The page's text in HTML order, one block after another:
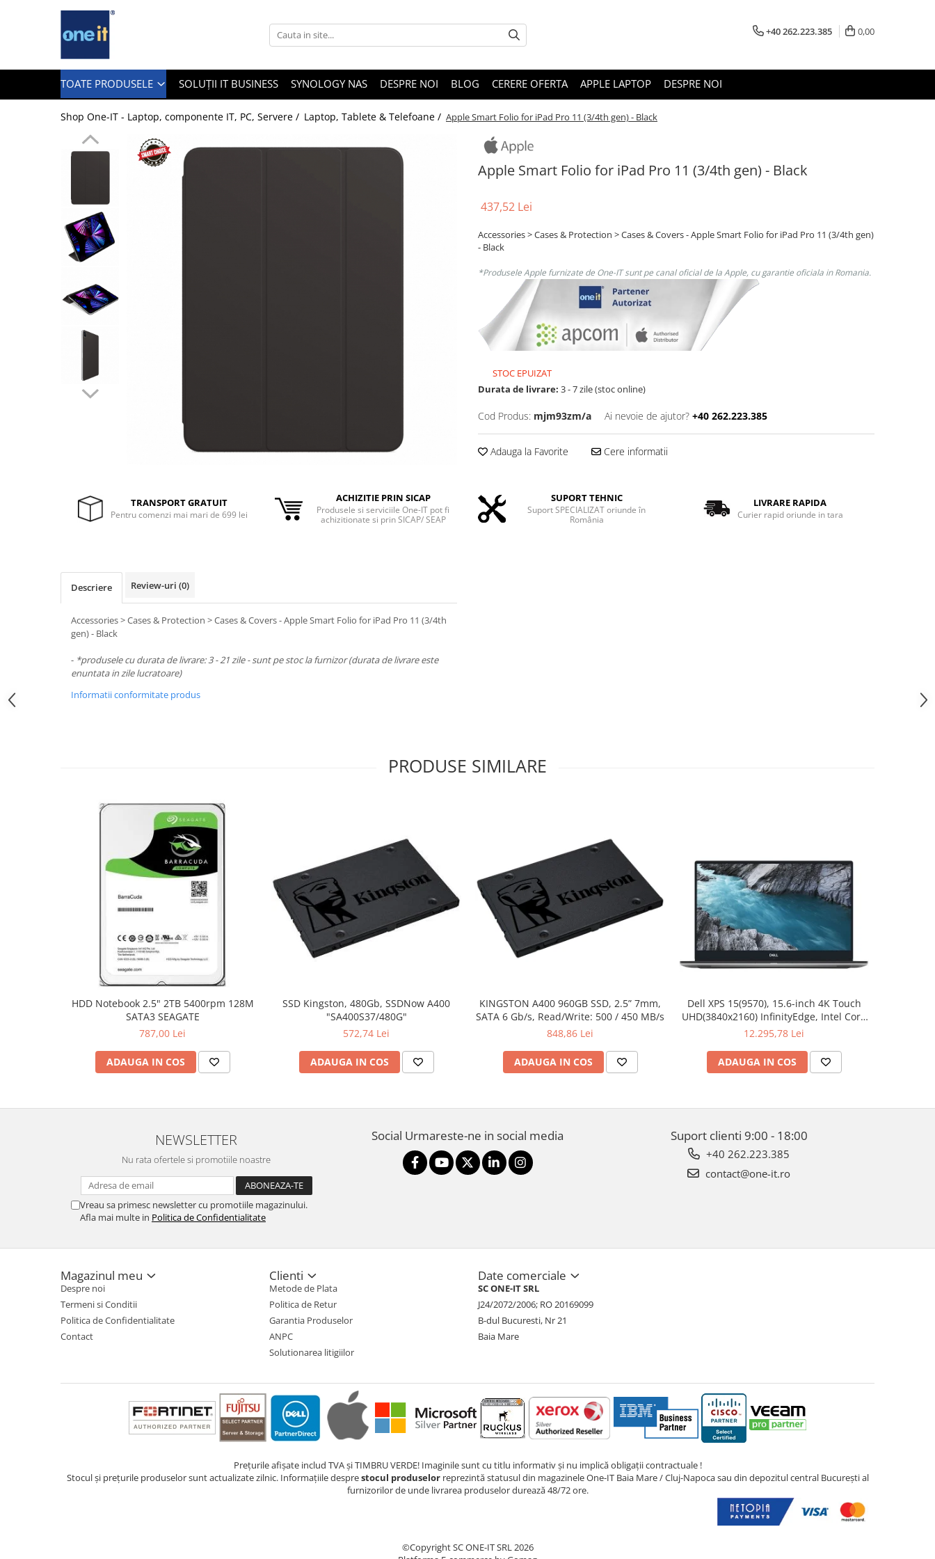
Toate Produsele
Laptop / Notebook
Notebook Consumer
Componente Laptop
Tablete & accesorii
Telefoane & accesorii
Ochelari Smart
Smartphone IPhone
Microfoane & Casti Gaming
Tastaturi Gaming
Periferice PC
Mouse
Servere & Componente
Componente Server
Multifunctionale
TV, Multimedia & Electronice
Televizoare & accesorii
Multiboard & Accessorii
Multimedia
+40 262.223.385 0,00
TOATE PRODUSELE SOLUȚII IT BUSINESS SYNOLOGY NAS DESPRE NOI BLOG CERERE OFERTA APPLE LAPTOP DESPRE NOI
Shop One-IT - Laptop, componente IT, PC, Servere / Laptop, Tablete & Telefoane / Apple Smart Folio for iPad Pro 11 (3/4th gen) - Black
Apple Smart Folio for iPad Pro 11 (3/4th gen) - Black
437,52 Lei
Accessories > Cases & Protection > Cases & Covers - Apple Smart Folio for iPad Pro 11 (3/4th gen)
- Black
*Produsele Apple furnizate de One-IT sunt pe canal oficial de la Apple, cu garantie oficiala in Romania.
STOC EPUIZAT
Durata de livrare: 3 - 7 zile (stoc online)
Cod Produs: mjm93zm/a Ai nevoie de ajutor? +40 262.223.385
Adauga la Favorite Cere informatii
TRANSPORT GRATUIT
Pentru comenzi mai mari de 699 lei
ACHIZITIE PRIN SICAP
Produsele si serviciile One-IT pot fi
achizitionate si prin SICAP/ SEAP
SUPORT TEHNIC
Suport SPECIALIZAT oriunde în
România
LIVRARE RAPIDA
Curier rapid oriunde in tara
Descriere Review-uri (0)
Accessories > Cases & Protection > Cases & Covers - Apple Smart Folio for iPad Pro 11 (3/4th
gen) - Black
- *produsele cu durata de livrare: 3 - 21 zile - sunt pe stoc la furnizor (durata de livrare este
enuntata in zile lucratoare)
Informatii conformitate produs
PRODUSE SIMILARE
HDD Notebook 2.5" 2TB 5400rpm 128M
SATA3 SEAGATE
787,00 Lei
ADAUGA IN COS
SSD Kingston, 480Gb, SSDNow A400
"SA400S37/480G"
572,74 Lei
ADAUGA IN COS
KINGSTON A400 960GB SSD, 2.5” 7mm,
SATA 6 Gb/s, Read/Write: 500 / 450 MB/s
848,86 Lei
ADAUGA IN COS
Dell XPS 15(9570), 15.6-inch 4K Touch
UHD(3840x2160) InfinityEdge, Intel Core
i7-8750H, 16GB(2x8GB) DDR4 2666MHz,
1050Ti 4GB, Killer Wifi 802.11ac, BT,
FGPR, Backlit
12.295,78 Lei
ADAUGA IN COS
NEWSLETTER
Nu rata ofertele si promotiile noastre
Vreau sa primesc newsletter cu promotiile magazinului.
Afla mai multe in Politica de Confidentialitate
Social Urmareste-ne in social media Suport clienti 9:00 - 18:00
+40 262.223.385
contact@one-it.ro
Magazinul meu
Despre noi
Termeni si Conditii
Politica de Confidentialitate
Contact
Clienti
Metode de Plata
Politica de Retur
Garantia Produselor
ANPC
Solutionarea litigiilor
Date comerciale
SC ONE-IT SRL
J24/2072/2006; RO 20169099
B-dul Bucuresti, Nr 21
Baia Mare
Prețurile afișate includ TVA și TIMBRU VERDE! Imaginile sunt cu titlu informativ și nu implică obligații contractuale !
Stocul și prețurile produselor sunt actualizate zilnic. Informațiile desprestocul produselorreprezintă statusul din magazinele One-IT Baia Mare / Cluj-Napoca sau din depozitul central București al
furnizorilor de unde livrarea produselor durează 48/72 ore.
©Copyright SC ONE-IT SRL 2026